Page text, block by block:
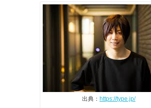
出典： https://type.jp/